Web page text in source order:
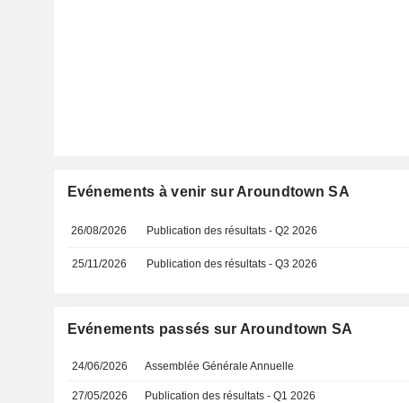
Evénements à venir sur Aroundtown SA
26/08/2026 Publication des résultats - Q2 2026
25/11/2026 Publication des résultats - Q3 2026
Evénements passés sur Aroundtown SA
24/06/2026 Assemblée Générale Annuelle
27/05/2026 Publication des résultats - Q1 2026